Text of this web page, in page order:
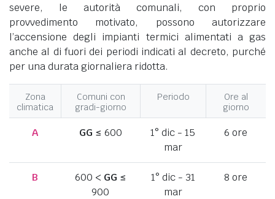
severe, le autorità comunali, con proprio
provvedimento motivato, possono autorizzare
l’accensione degli impianti termici alimentati a gas
anche al di fuori dei periodi indicati al decreto, purché
per una durata giornaliera ridotta.
Zona
climatica
Comuni con
gradi-giorno
Periodo
Ore al
giorno
A GG ≤ 600
1° dic - 15
mar
6 ore
B 600 < GG ≤
900
1° dic - 31
mar
8 ore